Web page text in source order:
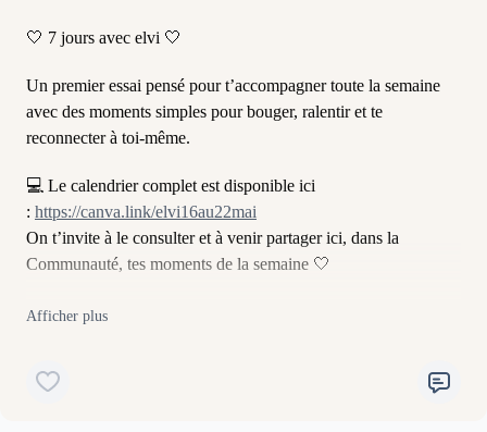
🤍 7 jours avec elvi 🤍
Un premier essai pensé pour t’accompagner toute la semaine
avec des moments simples pour bouger, ralentir et te
reconnecter à toi-même.
💻 Le calendrier complet est disponible ici
: https://canva.link/elvi16au22mai
On t’invite à le consulter et à venir partager ici, dans la
Communauté, tes moments de la semaine 🤍
On a hâte de vivre ça avec toi!!!